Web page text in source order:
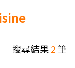
搜尋結果2筆